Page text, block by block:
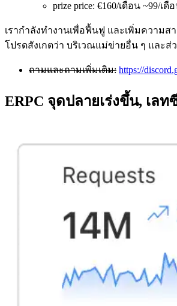
prize price: €160/เดือน ~99/เ
เรากําลังทํางานเพื่อฟื้นฟู และเพิ่มความ
โปรดสังเกตว่า บริเวณแม่ข่ายอื่น ๆ และ
ถามและถามเพิ่มเติม: https://
ERPC จุดปลายเร่งขึ้น, เล